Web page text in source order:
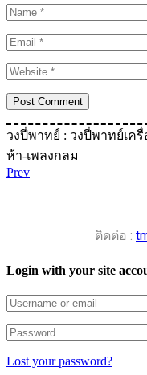
วงปี่พาทย์ : วงปี่พาทย์เครื่
ห้า-เพลงกลม
Prev
ติดต่อ :
Login with your site
Lost your password?